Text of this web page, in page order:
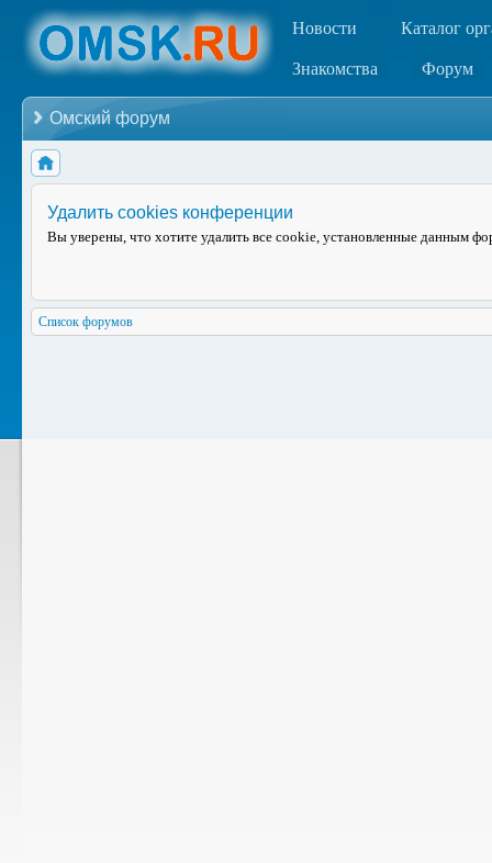
Новости Каталог
Знакомства Форум
Омский форум
Удалить cookies конференции
Вы уверены, что хотите удалить все cookie, установленные данным
Список форумов